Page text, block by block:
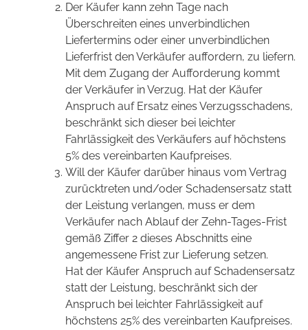
Der Käufer kann zehn Tage nach
Überschreiten eines unverbindlichen
Liefertermins oder einer unverbindlichen
Lieferfrist den Verkäufer auffordern, zu liefern.
Mit dem Zugang der Aufforderung kommt
der Verkäufer in Verzug. Hat der Käufer
Anspruch auf Ersatz eines Verzugsschadens,
beschränkt sich dieser bei leichter
Fahrlässigkeit des Verkäufers auf höchstens
5% des vereinbarten Kaufpreises.
Will der Käufer darüber hinaus vom Vertrag
zurücktreten und/oder Schadensersatz statt
der Leistung verlangen, muss er dem
Verkäufer nach Ablauf der Zehn-Tages-Frist
gemäß Ziffer 2 dieses Abschnitts eine
angemessene Frist zur Lieferung setzen.
Hat der Käufer Anspruch auf Schadensersatz
statt der Leistung, beschränkt sich der
Anspruch bei leichter Fahrlässigkeit auf
höchstens 25% des vereinbarten Kaufpreises.